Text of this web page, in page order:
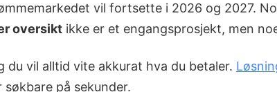
vil fortsette i 2026 og 2027.
oversikt ikke er et engangsprosjekt, men
vil alltid vite akkurat hva du betaler.
på sekunder.